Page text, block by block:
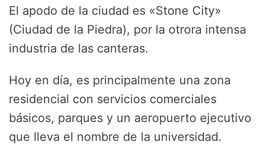
El apodo de la ciudad es «Stone City»
(Ciudad de la Piedra), por la otrora intensa
industria de las canteras.
Hoy en día, es principalmente una zona
residencial con servicios comerciales
básicos, parques y un aeropuerto ejecutivo
que lleva el nombre de la universidad.